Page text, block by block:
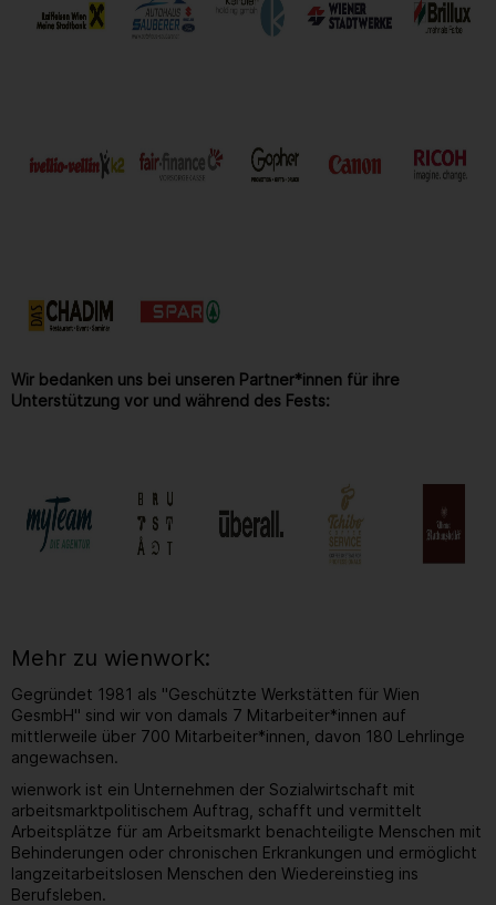
Wir bedanken uns bei unseren Partner*innen für ihre
Unterstützung vor und während des Fests:
Mehr zu wienwork:
Gegründet 1981 als "Geschützte Werkstätten für Wien
GesmbH" sind wir von damals 7 Mitarbeiter*innen auf
mittlerweile über 700 Mitarbeiter*innen, davon 180 Lehrlinge
angewachsen.
wienwork ist ein Unternehmen der Sozialwirtschaft mit
arbeitsmarktpolitischem Auftrag, schafft und vermittelt
Arbeitsplätze für am Arbeitsmarkt benachteiligte Menschen mit
Behinderungen oder chronischen Erkrankungen und ermöglicht
langzeitarbeitslosen Menschen den Wiedereinstieg ins
Berufsleben.